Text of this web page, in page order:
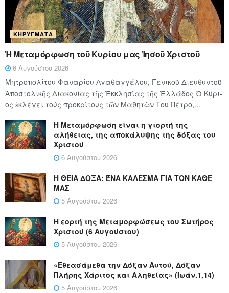
ΚΗΡΎΓΜΑΤΑ
Ἡ Μεταμόρφωση τοῦ Κυρίου μας Ἰησοῦ Χριστοῦ
6 Αυγούστου 2026
Μητροπολίτου Φαναρίου Ἀγαθαγγέλου, Γενικοῦ Διευθυντοῦ
Ἀποστολικῆς Διακονίας τῆς Ἐκκλησίας τῆς Ἑλλάδος Ὁ Κύ­ρι­
ος ἐκλέγει τούς προ­κρί­τους τῶν Μα­θη­τῶν Του Πέ­τρο,...
Η Μεταμόρφωση είναι η γιορτή της
αλήθειας, της αποκάλυψης της δόξας του
Χριστού
6 Αυγούστου 2026
Η ΘΕΙΑ ΔΟΞΑ: ΈΝΑ ΚΑΛΕΣΜΑ ΓΙΑ ΤΟΝ ΚΑΘΕ
ΜΑΣ
5 Αυγούστου 2026
Η εορτή της Μεταμορφώσεως του Σωτήρος
Χριστού (6 Αυγούστου)
5 Αυγούστου 2026
«Εθεασάμεθα την Δόξαν Αυτού, Δόξαν
Πλήρης Χάριτος και Αληθείας» (Ιωάν.1,14)
5 Αυγούστου 2026